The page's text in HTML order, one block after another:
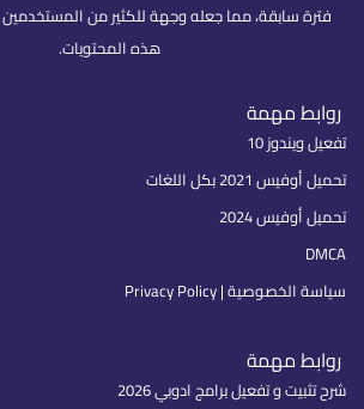
فترة سابقة، مما جعله وجهة للكثير من المستخدمين
هذه المحتويات.
روابط مهمة
تفعيل ويندوز 10
تحميل أوفيس 2021 بكل اللغات
تحميل أوفيس 2024
DMCA
سياسة الخصوصية | Privacy Policy
روابط مهمة
شرح تثبيت و تفعيل برامج ادوبي 2026